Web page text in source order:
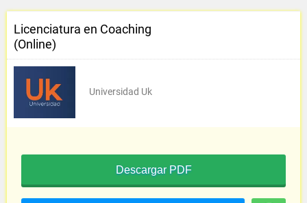
Licenciatura en Coaching
(Online)
Universidad Uk
Descargar PDF